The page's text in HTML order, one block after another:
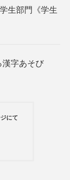
生部門《学生
漢字あそび
にて